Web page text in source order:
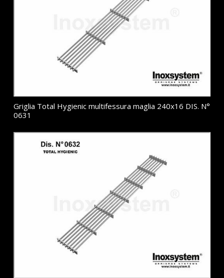
Griglia Total Hygienic multifessura maglia 240x16 DIS. N°
0631